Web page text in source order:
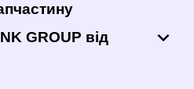
GROUP від